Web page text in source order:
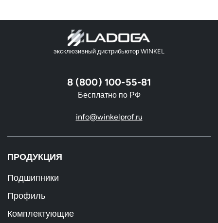
эксклюзивный дистрибьютор WINKEL
8 (800) 100-55-81
Бесплатно по РФ
info@winkelprof.ru
ПРОДУКЦИЯ
Подшипники
Профиль
Комплектующие